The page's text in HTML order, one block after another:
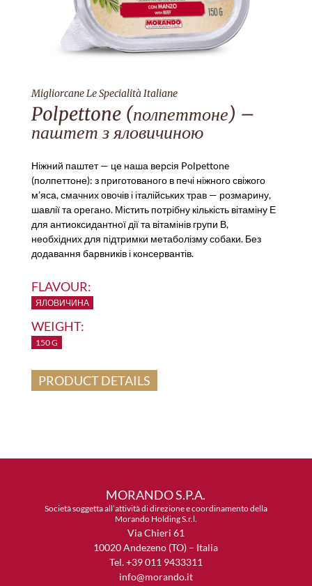
Migliorcane Le Specialità Italiane
Polpettone (полпеттоне) –
паштет з яловичиною
Ніжний паштет — це наша версія Polpettone
(полпеттоне): з приготованого в печі ніжного свіжого
м’яса, смачних овочів і італійських трав — розмарину,
шавлії та орегано. Містить потрібну кількість вітаміну Е
для антиоксидантної дії та вітамінів групи В,
необхідних для підтримки метаболізму собаки. Без
додавання барвників і консервантів.
FLAVOUR:
ЯЛОВИЧИНА
WEIGHT:
150 G
PRODUCT DETAILS
MORANDO S.P.A.
Società soggetta all’attività di direzione e coordinamento della
Morando Holding S.r.l.
Via Chieri 61
10020 Andezeno (TO) – Italia
Tel. +39 011 9433311
info@morando.it